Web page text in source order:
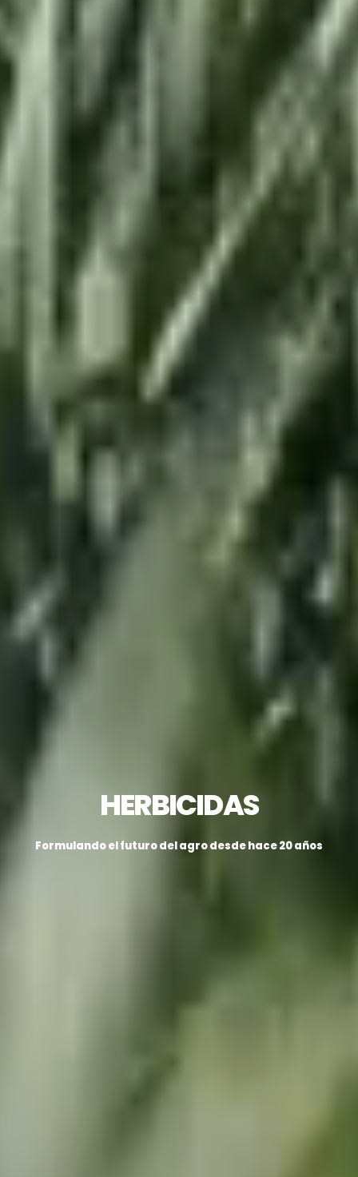
HERBICIDAS
Formulandoelfuturodelagrodesdehace20años